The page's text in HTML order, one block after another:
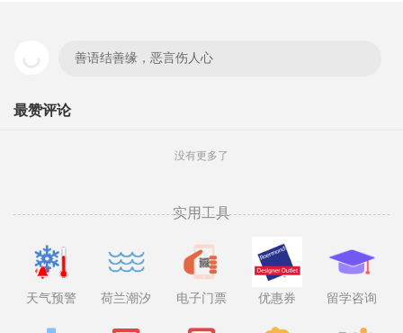
善语结善缘，恶言伤人心
最赞评论
没有更多了
实用工具
天气预警 荷兰潮汐 电子门票 优惠券 留学咨询